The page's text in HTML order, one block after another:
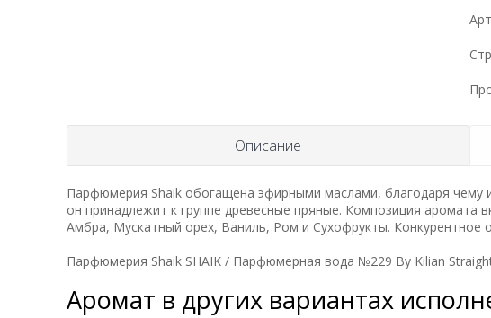
Описание
Парфюмерия Shaik обогащена эфирными маслами, благодаря
он принадлежит к группе древесные пряные. Композиция
Амбра, Мускатный орех, Ваниль, Ром и Сухофрукты. Конкурентное
Парфюмерия Shaik SHAIK / Парфюмерная вода №229 By Kilian
Аромат в других вариантах